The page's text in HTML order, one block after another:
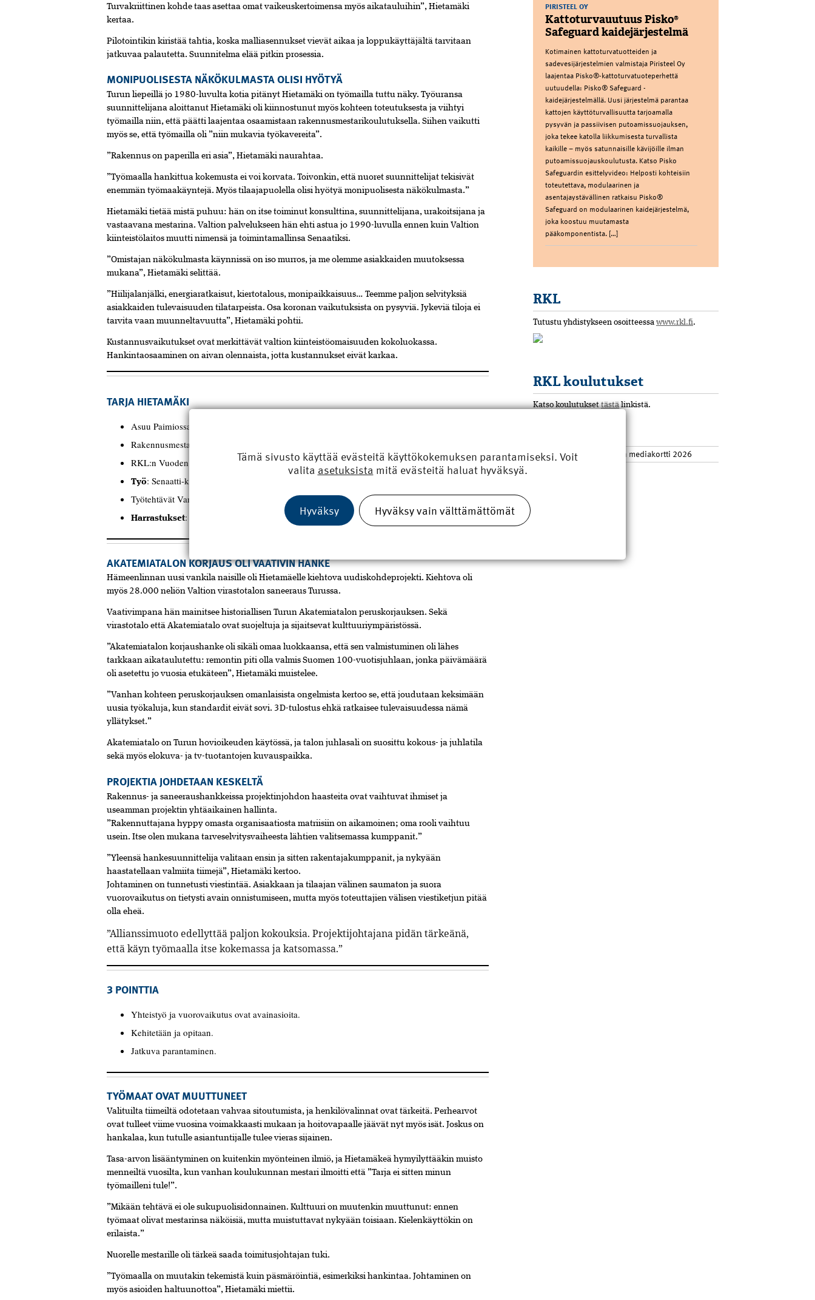
Turvakriittinen kohde taas asettaa omat vaikeuskertoimensa myös aikatauluihin”, Hietamäki
kertaa.
Pilotointikin kiristää tahtia, koska malliasennukset vievät aikaa ja loppukäyttäjältä tarvitaan
jatkuvaa palautetta. Suunnitelma elää pitkin prosessia.
MONIPUOLISESTA NÄKÖKULMASTA OLISI HYÖTYÄ
Turun liepeillä jo 1980-luvulta kotia pitänyt Hietamäki on työmailla tuttu näky. Työuransa
suunnittelijana aloittanut Hietamäki oli kiinnostunut myös kohteen toteutuksesta ja viihtyi
työmailla niin, että päätti laajentaa osaamistaan rakennusmestarikoulutuksella. Siihen vaikutti
myös se, että työmailla oli ”niin mukavia työkavereita”.
”Rakennus on paperilla eri asia”, Hietamäki naurahtaa.
”Työmaalla hankittua kokemusta ei voi korvata. Toivonkin, että nuoret suunnittelijat tekisivät
enemmän työmaakäyntejä. Myös tilaajapuolella olisi hyötyä monipuolisesta näkökulmasta.”
Hietamäki tietää mistä puhuu: hän on ­itse toiminut konsulttina, suunnittelijana, urakoitsijana ja
vastaavana mestarina. Valtion palvelukseen hän ehti astua jo 1990-­luvulla ennen kuin Valtion
kiinteistölaitos muutti nimensä ja toimintamallinsa Senaatiksi.
”Omistajan näkökulmasta käynnissä on iso murros, ja me olemme asiakkaiden muutoksessa
mukana”, Hietamäki selittää.
”Hiilijalanjälki, energiaratkaisut, kiertotalous, monipaikkaisuus… Teemme paljon selvityksiä
asiakkaiden tulevaisuuden tilatarpeista. Osa koronan vaikutuksista on pysyviä. Jykeviä tiloja ei
tarvita vaan muunneltavuutta”, Hietamäki pohtii.
Kustannusvaikutukset ovat merkittävät valtion kiinteistöomaisuuden kokoluokassa.
Hankintaosaaminen on aivan olennaista, jotta kustannukset eivät karkaa.
TARJA HIETAMÄKI
Asuu Paimiossa.
Rakennusmestari Hämeenlinnasta 1980-luvulta, insinööriopinnot AMK Turussa 2000-luvulta.
RKL:n Vuoden rakennusmestari 2018.
Työ: Senaatti-kiinteistöt 2001–.
Työtehtävät Varsinais-Suomessa, Satakunnassa ja Kanta-Hämeessä.
Harrastukset: Koirien kanssa ulkoilu ja yhdistystoiminta.
AKATEMIATALON KORJAUS OLI VAATIVIN HANKE
Hämeenlinnan uusi vankila naisille oli Hietamäelle kiehtova uudiskohdeprojekti. Kiehtova oli
myös 28.000 neliön Valtion virastotalon saneeraus Turussa.
Vaativimpana hän mainitsee historiallisen Turun Akatemiatalon peruskorjauksen. Sekä
virastotalo että­ Akatemiatalo ovat suojeltuja ja sijaitsevat kulttuuri­ympäristössä.
”Akatemiatalon korjaushanke oli sikäli omaa luokkaansa, että sen valmistuminen oli lähes
tarkkaan aikataulutettu: remontin piti olla valmis Suomen 100-vuotisjuhlaan, jonka päivämäärä
oli asetettu jo vuosia etukäteen”, Hietamäki muistelee.
”Vanhan kohteen peruskorjauksen omanlaisista ongelmista kertoo se, että joudutaan keksimään
uusia työkaluja, kun standardit eivät sovi. 3D-tulostus ehkä ratkaisee tulevaisuudessa nämä
yllätykset.”
Akatemiatalo on Turun hovioikeuden käytössä, ja talon juhlasali on suosittu kokous- ja juhlatila
sekä myös elokuva- ja tv-tuotantojen kuvauspaikka.
PROJEKTIA JOHDETAAN KESKELTÄ
Rakennus- ja saneeraushankkeissa projektinjohdon haasteita ovat vaihtuvat ihmiset ja
useamman projektin yhtäaikainen hallinta.
”Rakennuttajana hyppy omasta organisaatiosta matriisiin on aikamoinen; oma rooli vaihtuu
usein. ­Itse olen mukana tarveselvitysvaiheesta lähtien valitsemassa kumppanit.”
”Yleensä hankesuunnittelija valitaan ensin ja sitten rakentajakumppanit, ja nykyään
haastatellaan valmiita tiimejä”, Hietamäki kertoo.
Johtaminen on tunnetusti viestintää. Asiakkaan ja tilaajan välinen saumaton ja suora
vuorovaikutus on tietysti avain onnistumiseen, mutta myös toteutta­jien välisen viestiketjun pitää
olla eheä.
”Allianssimuoto edellyttää paljon kokouksia. Projektijohtajana pidän tärkeänä,
että käyn työmaalla ­itse kokemassa ja katsomassa.”
3 POINTTIA
Yhteistyö ja vuorovaikutus ovat avainasioita.
Kehitetään ja opitaan.
Jatkuva parantaminen.
TYÖMAAT OVAT MUUTTUNEET
Valituilta tiimeiltä odotetaan vahvaa sitoutumista, ja henkilövalinnat ovat tärkeitä. Perhearvot
ovat tulleet viime vuosina voimakkaasti mukaan ja hoitovapaalle jäävät nyt myös isät. Joskus on
hankalaa, kun tutulle asiantuntijalle tulee vieras sijainen.
Tasa-arvon lisääntyminen on kuitenkin myönteinen ilmiö, ja Hietamäkeä hymyilyttääkin muisto
menneiltä vuosilta, kun vanhan koulukunnan mestari ilmoitti että ”Tarja ei sitten minun
työmailleni tule!”.
”Mikään tehtävä ei ole sukupuolisidonnainen. Kulttuuri on muutenkin muuttunut: ennen
työmaat olivat mestarinsa näköisiä, mutta muistuttavat nykyään toisiaan. Kielenkäyttökin on
erilaista.”
Nuorelle mestarille oli tärkeä saada toimitusjohtajan tuki.
”Työmaalla on muutakin tekemistä kuin päsmäröintiä, esimerkiksi hankintaa. Johtaminen on
myös asioiden haltuunottoa”, Hietamäki miettii.
PIRISTEEL OY
Kattoturvauutuus Pisko®
Safeguard kaidejärjestelmä
Kotimainen kattoturvatuotteiden ja
sadevesijärjestelmien valmistaja Piristeel Oy
laajentaa Pisko®-kattoturvatuoteperhettä
uutuudella: Pisko® Safeguard -
kaidejärjestelmällä. Uusi järjestelmä parantaa
kattojen käyttöturvallisuutta tarjoamalla
pysyvän ja passiivisen putoamissuojauksen,
joka tekee katolla liikkumisesta turvallista
kaikille – myös satunnaisille kävijöille ilman
putoamissuojauskoulutusta. Katso Pisko
Safeguardin esittelyvideo: Helposti kohteisiin
toteutettava, modulaarinen ja
asentajaystävällinen ratkaisu Pisko®
Safeguard on modulaarinen kaidejärjestelmä,
joka koostuu muutamasta
pääkomponentista. […]
RKL
Tutustu yhdistykseen osoitteessa www.rkl.fi.
RKL koulutukset
Katso koulutuksettästälinkistä.
Lehden ja verkkosivuston mediakortti 2026
Tämä sivusto käyttää evästeitä käyttökokemuksen parantamiseksi. Voit
valita asetuksista mitä evästeitä haluat hyväksyä.
Hyväksy Hyväksy vain välttämättömät